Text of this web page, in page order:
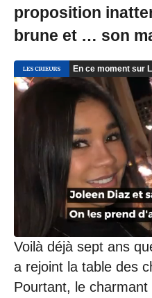
proposition
brune et … son
Voilà déjà sept ans
a rejoint la table des
Pourtant, le charmant